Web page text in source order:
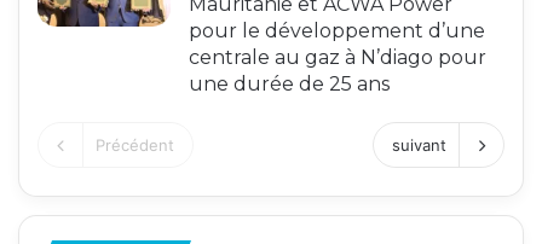
pour le développement d’une
centrale au gaz à N’diago pour
une durée de 25 ans
Précédent suivant